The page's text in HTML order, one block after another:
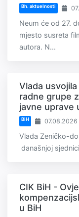
Bh. aktuelnosti
Neum će od 27.
mjesto susreta
autora. N...
Vlada
radne grupe
javne uprave
BiH 07.08.2026
Vlada Zeničko-
današnjoj
CIK BiH -
u BiH